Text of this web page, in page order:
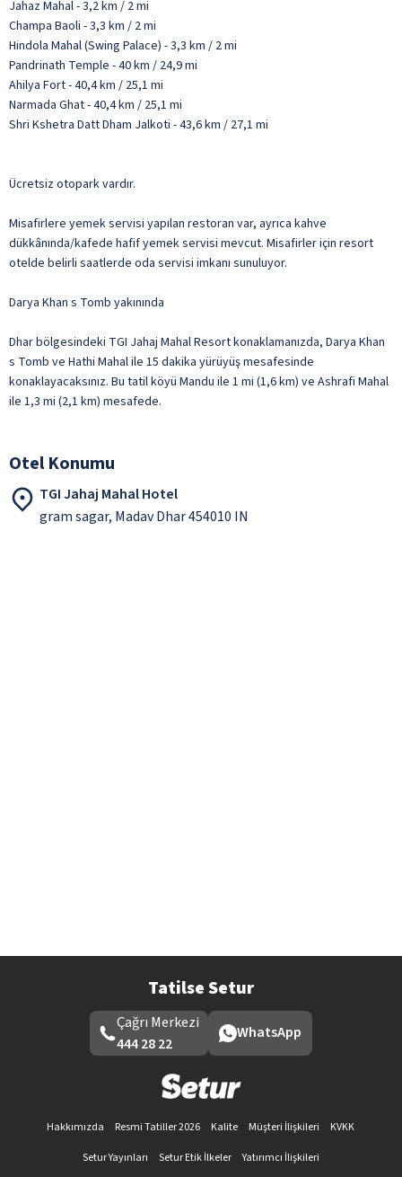
Jahaz Mahal - 3,2 km / 2 mi
Champa Baoli - 3,3 km / 2 mi
Hindola Mahal (Swing Palace) - 3,3 km / 2 mi
Pandrinath Temple - 40 km / 24,9 mi
Ahilya Fort - 40,4 km / 25,1 mi
Narmada Ghat - 40,4 km / 25,1 mi
Shri Kshetra Datt Dham Jalkoti - 43,6 km / 27,1 mi
Ücretsiz otopark vardır.
Misafirlere yemek servisi yapılan restoran var, ayrıca kahve
dükkânında/kafede hafif yemek servisi mevcut. Misafirler için resort
otelde belirli saatlerde oda servisi imkanı sunuluyor.
Darya Khan s Tomb yakınında
Dhar bölgesindeki TGI Jahaj Mahal Resort konaklamanızda, Darya Khan
s Tomb ve Hathi Mahal ile 15 dakika yürüyüş mesafesinde
konaklayacaksınız. Bu tatil köyü Mandu ile 1 mi (1,6 km) ve Ashrafi Mahal
ile 1,3 mi (2,1 km) mesafede.
Otel Konumu
TGI Jahaj Mahal Hotel
gram sagar, Madav Dhar 454010 IN
Tatilse Setur
Çağrı Merkezi
444 28 22
WhatsApp
Hakkımızda Resmi Tatiller 2026 Kalite Müşteri İlişkileri
KVKK
Setur Yayınları
Setur Etik İlkeler
Yatırımcı İlişkileri